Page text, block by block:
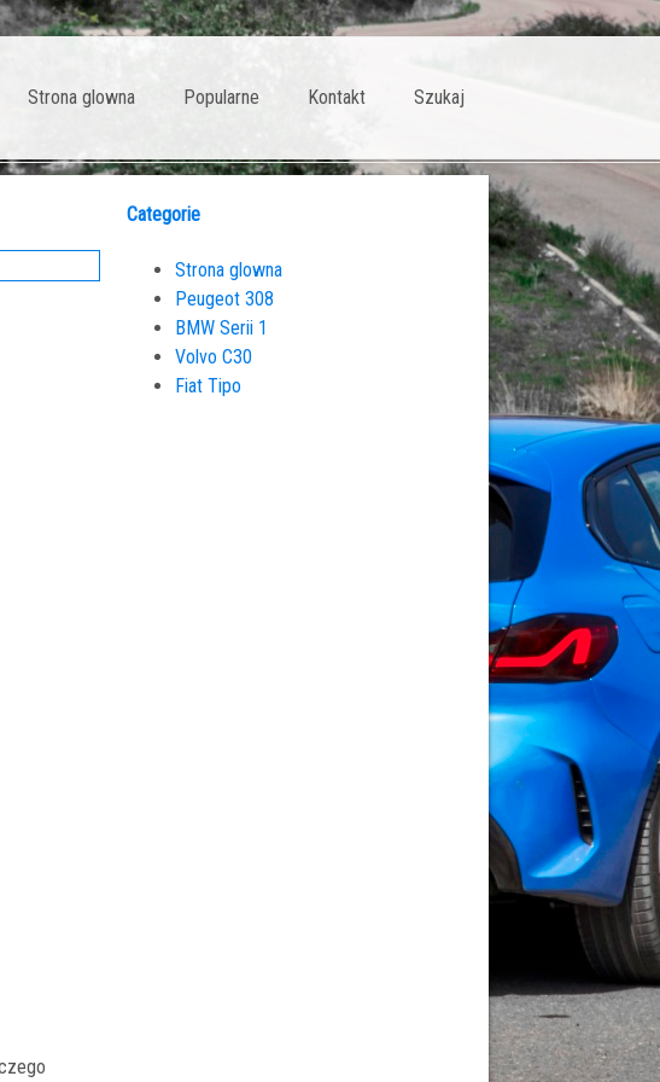
Strona glowna Popularne Kontakt Szukaj
Categorie
Strona glowna
Peugeot 308
BMW Serii 1
Volvo C30
Fiat Tipo